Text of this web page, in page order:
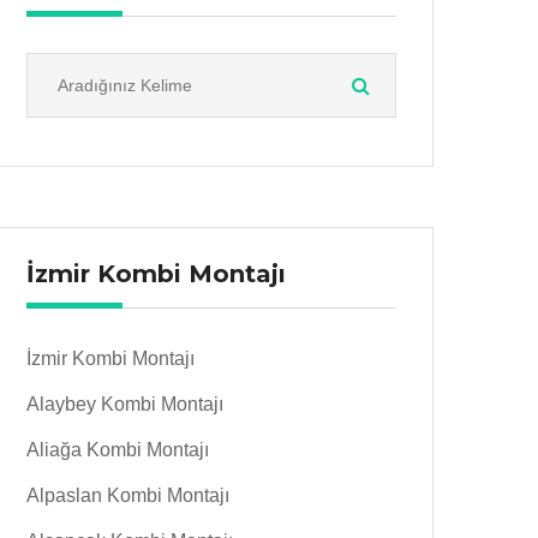
İzmir Kombi Montajı
İzmir Kombi Montajı
Alaybey Kombi Montajı
Aliağa Kombi Montajı
Alpaslan Kombi Montajı